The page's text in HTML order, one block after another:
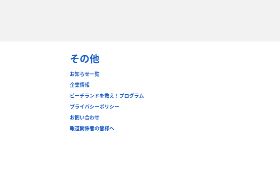
その他
お知らせ一覧
企業情報
ビーチランドを救え！プログラム
プライバシーポリシー
お問い合わせ
報道関係者の皆様へ